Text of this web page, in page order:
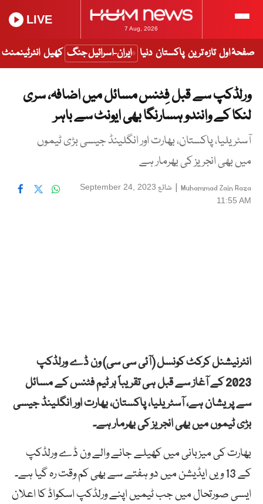
7 Aug, 2026
LIVE
صفحۂ اول تازہ ترین پاکستان دنیا ایران-اسرائیل جنگ کھیل انٹرٹینمنٹ
ورلڈکپ سے قبل فِٹنس مسائل میں اضافہ، سری
لنکا کے وانندو ہسارنگا بھی ایونٹ سے باہر
آسٹریلیا، پاکستان، بھارت اور انگلینڈ جیسی بڑی ٹیموں
میں بھی انجریز کی بھرمار ہے
Muhammad Zain Raza
| شائع September 24, 2023
11:55 AM
انٹرنیشنل کرکٹ کونسل (آئی سی سی) ون ڈے ورلڈکپ
2023 کے آغاز سے قبل ہی تقریباً ہر ٹیم فٹنس کے مسائل
سے پریشان ہے، آسٹریلیا، پاکستان، بھارت اور انگلینڈ جیسی
بڑی ٹیموں میں بھی انجریز کی بھرمار ہے۔
بھارت کی میزبانی میں کھیلے جانے والے ون ڈے ورلڈکپ
کے 13 ویں ایڈیشن میں دو ہفتے سے بھی کم وقت رہ گیا ہے۔
ایسی صورتحال میں جب ٹیمیں اپنے ورلڈکپ اسکواڈ کا اعلان